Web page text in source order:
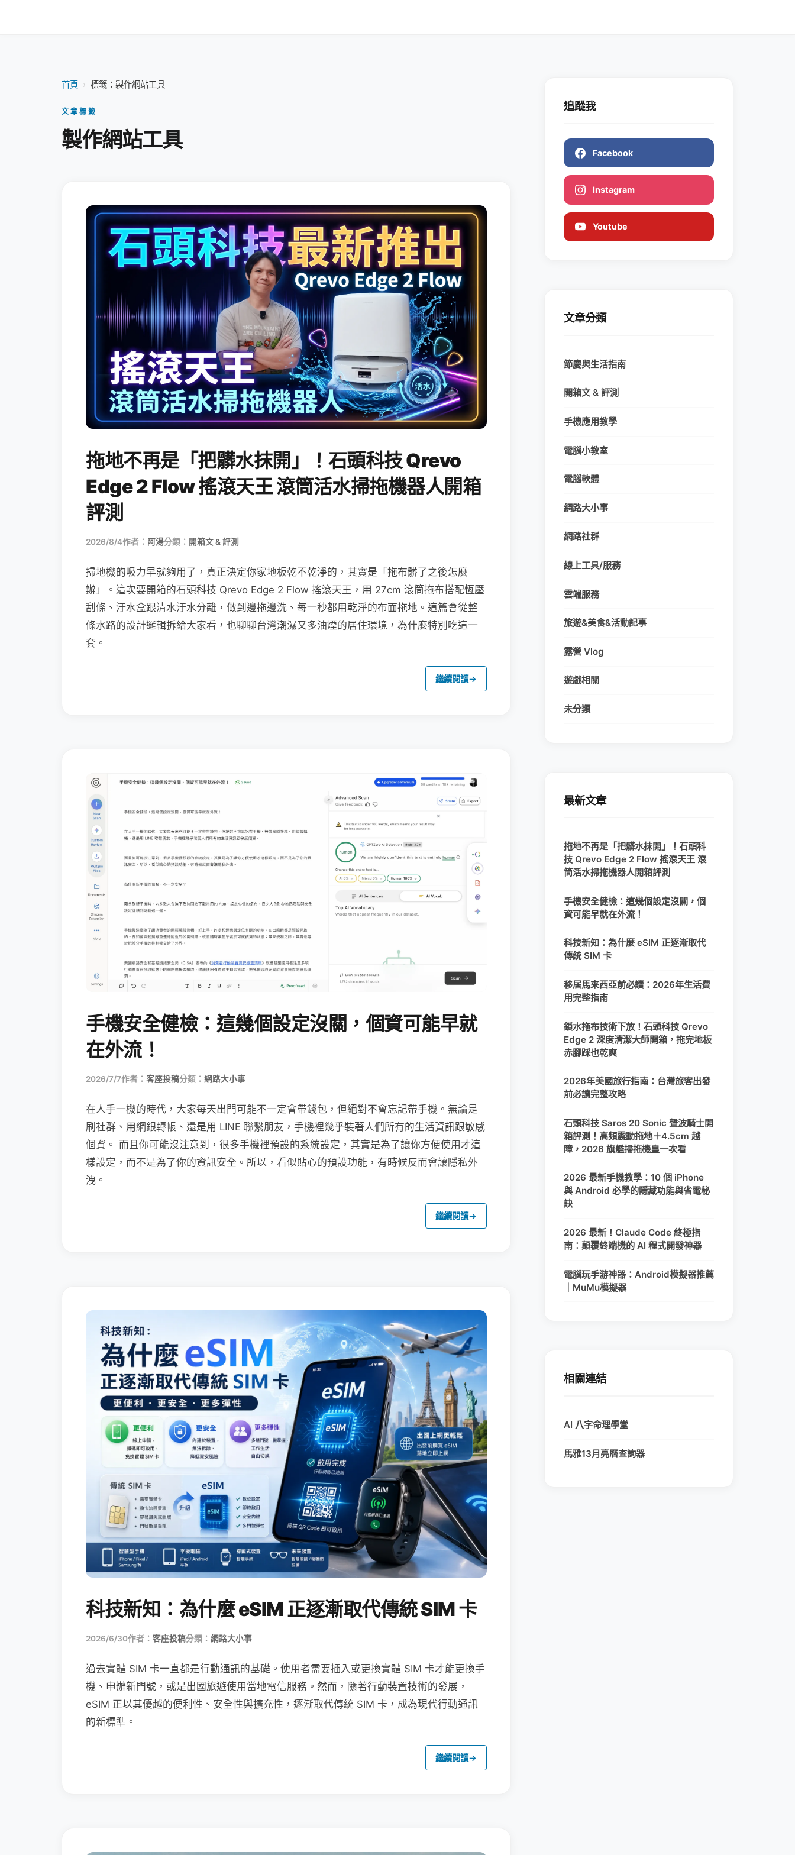
首頁 › 標籤：製作網站工具
文章標籤
製作網站工具
拖地不再是「把髒水抹開」！石頭科技 Qrevo
Edge 2 Flow 搖滾天王 滾筒活水掃拖機器人開箱
評測
2026/8/4作者： 阿湯分類： 開箱文 & 評測
掃地機的吸力早就夠用了，真正決定你家地板乾不乾淨的，其實是「拖布髒了之後怎麼
辦」。這次要開箱的石頭科技 Qrevo Edge 2 Flow 搖滾天王，用 27cm 滾筒拖布搭配恆壓
刮條、汙水盒跟清水汙水分離，做到邊拖邊洗、每一秒都用乾淨的布面拖地。這篇會從整
條水路的設計邏輯拆給大家看，也聊聊台灣潮濕又多油煙的居住環境，為什麼特別吃這一
套。
繼續閱讀→
手機安全健檢：這幾個設定沒關，個資可能早就
在外流！
2026/7/7作者： 客座投稿分類： 網路大小事
在人手一機的時代，大家每天出門可能不一定會帶錢包，但絕對不會忘記帶手機。無論是
刷社群、用網銀轉帳、還是用 LINE 聯繫朋友，手機裡幾乎裝著人們所有的生活資訊跟敏感
個資。 而且你可能沒注意到，很多手機裡預設的系統設定，其實是為了讓你方便使用才這
樣設定，而不是為了你的資訊安全。所以，看似貼心的預設功能，有時候反而會讓隱私外
洩。
繼續閱讀→
科技新知：為什麼 eSIM 正逐漸取代傳統 SIM 卡
2026/6/30作者： 客座投稿分類： 網路大小事
過去實體 SIM 卡一直都是行動通訊的基礎。使用者需要插入或更換實體 SIM 卡才能更換手
機、申辦新門號，或是出國旅遊使用當地電信服務。然而，隨著行動裝置技術的發展，
eSIM 正以其優越的便利性、安全性與擴充性，逐漸取代傳統 SIM 卡，成為現代行動通訊
的新標準。
繼續閱讀→
追蹤我
Facebook
Instagram
Youtube
文章分類
節慶與生活指南
開箱文 & 評測
手機應用教學
電腦小教室
電腦軟體
網路大小事
網路社群
線上工具/服務
雲端服務
旅遊&美食&活動記事
露營 Vlog
遊戲相關
未分類
最新文章
拖地不再是「把髒水抹開」！石頭科
技 Qrevo Edge 2 Flow 搖滾天王 滾
筒活水掃拖機器人開箱評測
手機安全健檢：這幾個設定沒關，個
資可能早就在外流！
科技新知：為什麼 eSIM 正逐漸取代
傳統 SIM 卡
移居馬來西亞前必讀：2026年生活費
用完整指南
鎖水拖布技術下放！石頭科技 Qrevo
Edge 2 深度清潔大師開箱，拖完地板
赤腳踩也乾爽
2026年美國旅行指南：台灣旅客出發
前必讀完整攻略
石頭科技 Saros 20 Sonic 聲波騎士開
箱評測！高頻震動拖地＋4.5cm 越
障，2026 旗艦掃拖機皇一次看
2026 最新手機教學：10 個 iPhone
與 Android 必學的隱藏功能與省電秘
訣
2026 最新！Claude Code 終極指
南：顛覆終端機的 AI 程式開發神器
電腦玩手游神器：Android模擬器推薦
｜MuMu模擬器
相關連結
AI 八字命理學堂
馬雅13月亮曆查詢器